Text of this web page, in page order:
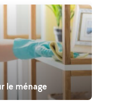
le ménage